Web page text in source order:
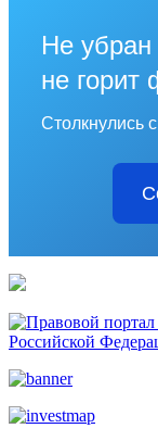
Не убран
не горит
Столкнулись